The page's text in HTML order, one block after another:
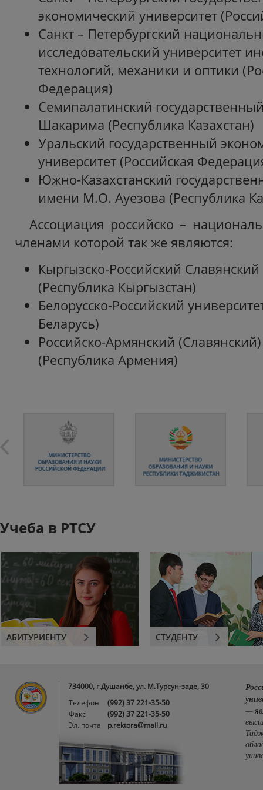
экономический университет
Санкт – Петербургский
исследовательский университет
технологий, механики и оптики
Федерация)
Семипалатинский
Шакарима (Республика Казахстан)
Уральский государственный
университет (Российская
Южно-Казахстанский
имени М.О. Ауезова (Республика
Ассоциация российско –
членами которой так же являются:
Кыргызско-Российский
(Республика Кыргызстан)
Белорусско-Российский
Беларусь)
Российско-Армянский
(Республика Армения)
Учеба в РТСУ
АБИТУРИЕНТУ СТУДЕНТУ
734000, г.Душанбе, ул. М.Турсун-заде, 30
Телефон
(992) 37 221-35-50
Факс
(992) 37 221-35-50
Эл. почта
p.rektora@mail.ru
—